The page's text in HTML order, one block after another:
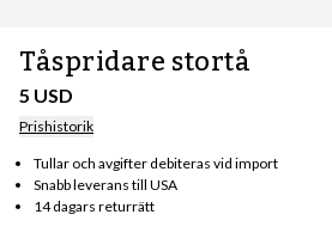
Tåspridare stortå
5 USD
Prishistorik
Tullar och avgifter debiteras vid import
Snabb leverans till USA
14 dagars returrätt